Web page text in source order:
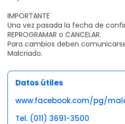
IMPORTANTE
Una vez pasada la fecha de
REPROGRAMAR o CANCELAR.
Para cambios deben
Malcriado.
Datos útiles
www.facebook.com/pg/
Tel. (011) 3691-3500